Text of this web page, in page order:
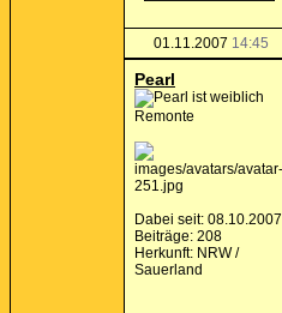
01.11.2007 14:45
Pearl
Remonte
Dabei seit: 08.10.2007
Beiträge: 208
Herkunft: NRW /
Sauerland